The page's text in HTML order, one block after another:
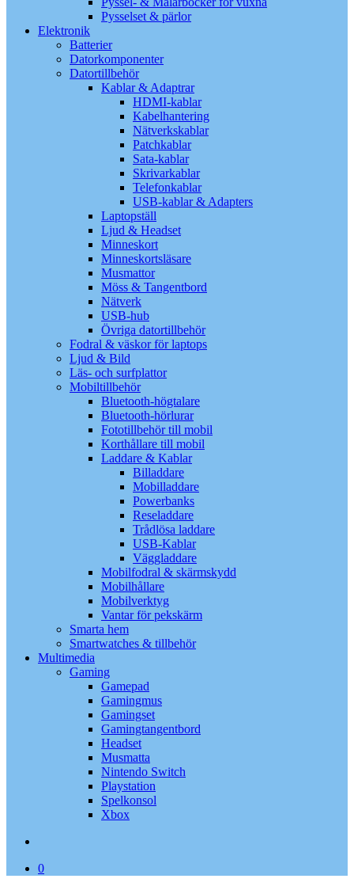
Pysselset & pärlor
Elektronik
Batterier
Datorkomponenter
Datortillbehör
Kablar & Adaptrar
HDMI-kablar
Kabelhantering
Nätverkskablar
Patchkablar
Sata-kablar
Skrivarkablar
Telefonkablar
USB-kablar & Adapters
Laptopställ
Ljud & Headset
Minneskort
Minneskortsläsare
Musmattor
Möss & Tangentbord
Nätverk
USB-hub
Övriga datortillbehör
Fodral & väskor för laptops
Ljud & Bild
Läs- och surfplattor
Mobiltillbehör
Bluetooth-högtalare
Bluetooth-hörlurar
Fototillbehör till mobil
Korthållare till mobil
Laddare & Kablar
Billaddare
Mobilladdare
Powerbanks
Reseladdare
Trådlösa laddare
USB-Kablar
Väggladdare
Mobilfodral & skärmskydd
Mobilhållare
Mobilverktyg
Vantar för pekskärm
Smarta hem
Smartwatches & tillbehör
Multimedia
Gaming
Gamepad
Gamingmus
Gamingset
Gamingtangentbord
Headset
Musmatta
Nintendo Switch
Playstation
Spelkonsol
Xbox
0